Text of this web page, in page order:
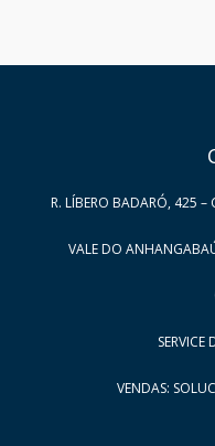
R. LÍBERO BADARÓ, 425 –
VALE DO
VENDAS: